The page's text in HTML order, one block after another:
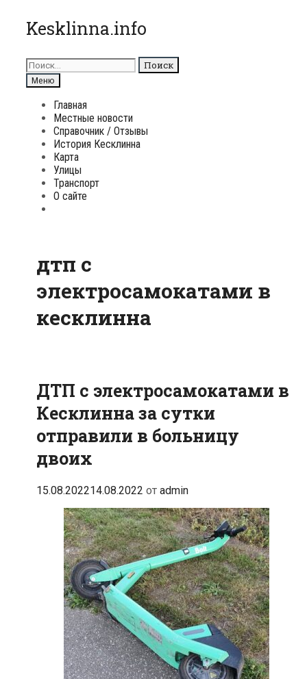
Перейти
к
Kesklinna.info
Поиск
для:
Поиск
Меню
Главная
Местные новости
Справочник / Отзывы
История Кесклинна
Карта
Улицы
Транспорт
О сайте
дтп с
электросамокатами в
кесклинна
ДТП с электросамокатами в
Кесклинна за сутки
отправили в больницу
двоих
15.08.202214.08.2022 от admin